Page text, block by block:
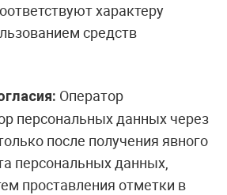
характеру
средств
Оператор
персональных данных через
после получения явного
персональных данных,
проставления отметки в